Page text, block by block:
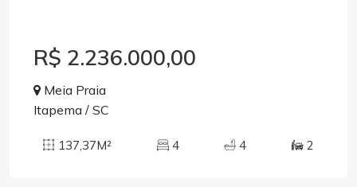
R$ 2.236.000,00
Meia Praia
Itapema / SC
137,37M² 4 4 2